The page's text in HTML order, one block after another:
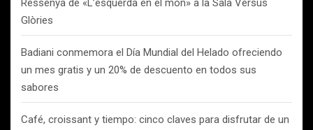
Ressenya de «L’esquerda en el món» a la Sala Versus
Glòries
Badiani conmemora el Día Mundial del Helado ofreciendo
un mes gratis y un 20% de descuento en todos sus
sabores
Café, croissant y tiempo: cinco claves para disfrutar de un